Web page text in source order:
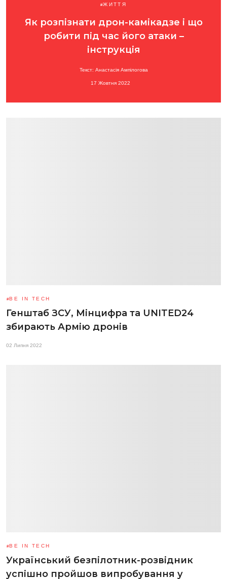
ЖИТТЯ
Як розпізнати дрон-камікадзе і що
робити під час його атаки –
інструкція
Текст: Анастасія Ампілогова
17 Жовтня 2022
BE IN TECH
Генштаб ЗСУ, Мінцифра та UNITED24
збирають Армію дронів
02 Липня 2022
BE IN TECH
Український безпілотник-розвідник
успішно пройшов випробування у